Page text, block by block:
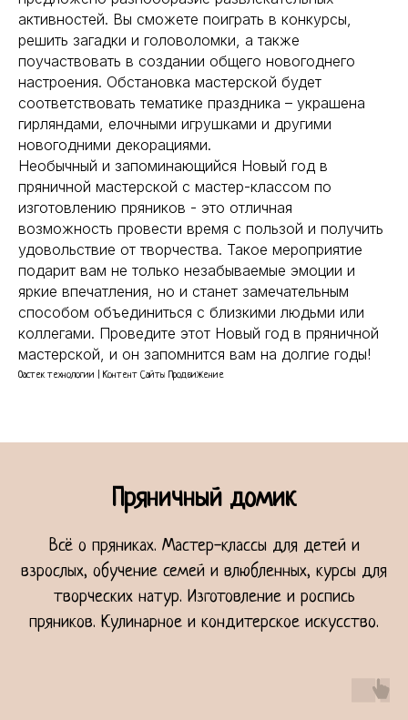
активностей. Вы сможете поиграть в конкурсы,
решить загадки и головоломки, а также
поучаствовать в создании общего новогоднего
настроения. Обстановка мастерской будет
соответствовать тематике праздника – украшена
гирляндами, елочными игрушками и другими
новогодними декорациями.
Необычный и запоминающийся Новый год в
пряничной мастерской с мастер-классом по
изготовлению пряников - это отличная
возможность провести время с пользой и получить
удовольствие от творчества. Такое мероприятие
подарит вам не только незабываемые эмоции и
яркие впечатления, но и станет замечательным
способом объединиться с близкими людьми или
коллегами. Проведите этот Новый год в пряничной
мастерской, и он запомнится вам на долгие годы!
Оастек технологии | Контент Сайты Продвижение
Пряничный домик
Всё о пряниках. Мастер-классы для детей и
взрослых, обучение семей и влюбленных, курсы для
творческих натур. Изготовление и роспись
пряников. Кулинарное и кондитерское искусство.